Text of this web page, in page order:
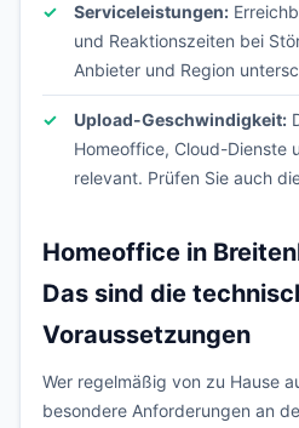
Serviceleistungen:
und Reaktionszeiten bei
Anbieter und Region
Upload-Geschwindigkeit:
Homeoffice, Cloud-Dienste
relevant. Prüfen Sie auch
Homeoffice in
Das sind die
Voraussetzungen
Wer regelmäßig von zu Hause
besondere Anforderungen an